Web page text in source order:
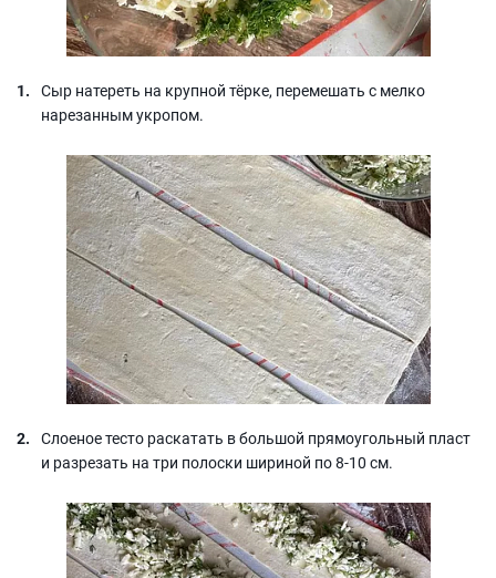
Сыр натереть на крупной тёрке, перемешать с мелко
нарезанным укропом.
Слоеное тесто раскатать в большой прямоугольный пласт
и разрезать на три полоски шириной по 8-10 см.